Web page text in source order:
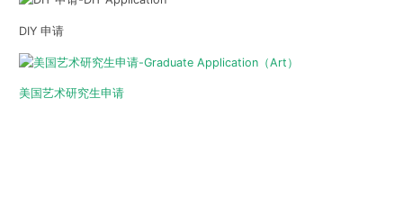
DIY 申请
美国艺术研究生申请